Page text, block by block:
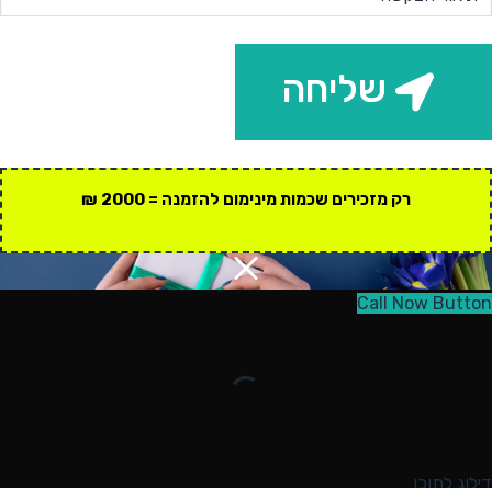
שליחה
רק מזכירים שכמות מינימום להזמנה = 2000 ₪
Call Now Button
דילוג לתוכן